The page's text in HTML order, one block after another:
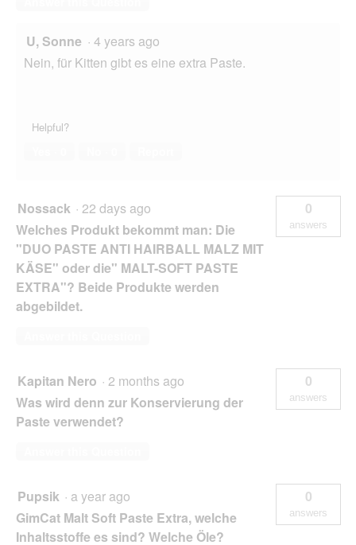
U, Sonne · 4 years ago
Nein, für Kitten gibt es eine extra Paste.
Helpful?
Nossack · 22 days ago
Welches Produkt bekommt man: Die
"DUO PASTE ANTI HAIRBALL MALZ MIT
KÄSE" oder die" MALT-SOFT PASTE
EXTRA"? Beide Produkte werden
abgebildet.
0
answers
Kapitan Nero · 2 months ago
Was wird denn zur Konservierung der
Paste verwendet?
0
answers
Pupsik · a year ago
GimCat Malt Soft Paste Extra, welche
Inhaltsstoffe es sind? Welche Öle?
0
answers